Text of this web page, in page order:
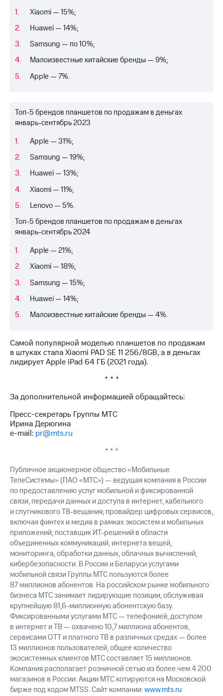
приобретения
Порядок
выкупа
акций
Дивиденды
Рынок
о
погашении
именных
облигаций
Другое
Регистратор
Контакты
развитие
На главную
Xiaomi — 15%;
Huawei — 14%;
Samsung — по 10%;
Малоизвестные китайские бренды — 9%;
Apple — 7%.
Топ-5 брендов планшетов по продажам в деньгах
январь-сентябрь 2023
Apple — 31%;
Samsung — 19%;
Huawei — 13%;
Xiaomi — 11%;
Lenovo — 5%.
Топ-5 брендов планшетов по продажам в деньгах
январь-сентябрь 2024
Apple — 21%;
Xiaomi — 18%;
Samsung — 15%;
Huawei — 14%;
Малоизвестные китайские бренды — 4%.
Самой популярной моделью планшетов по продажам
в штуках стала Xiaomi PAD SE 11 256/8GB, а в деньгах
лидирует Apple iPad 64 ГБ (2021 года).
* * *
За дополнительной информацией обращайтесь:
Пресс-секретарь Группы МТС
Ирина Дерюгина
e-mail: pr@mts.ru
* * *
Публичное акционерное общество «Мобильные
ТелеСистемы» (ПАО «МТС») — ведущая компания в России
по предоставлению услуг мобильной и фиксированной
связи, передачи данных и доступа в интернет, кабельного
и спутникового ТВ-вещания; провайдер цифровых сервисов,
включая финтех и медиа в рамках экосистем и мобильных
приложений; поставщик ИТ-решений в области
объединенных коммуникаций, интернета вещей,
мониторинга, обработки данных, облачных вычислений,
кибербезопасности. В России и Беларуси услугами
мобильной связи Группы МТС пользуются более
87 миллионов абонентов. На российском рынке мобильного
бизнеса МТС занимает лидирующие позиции, обслуживая
крупнейшую 81,6-миллионную абонентскую базу.
Фиксированными услугами МТС — телефонией, доступом
в интернет и ТВ — охвачено 10,7 миллиона абонентов,
сервисами OTT и платного ТВ в различных средах — более
13 миллионов пользователей, общее количество
экосистемных клиентов МТС составляет 15 миллионов.
Компания располагает розничной сетью из более чем 4 200
магазинов в России. Акции МТС котируются на Московской
бирже под кодом MTSS. Сайт компании:www.mts.ru